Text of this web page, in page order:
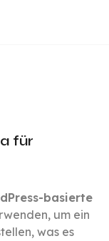
für
basierte
um ein
was es